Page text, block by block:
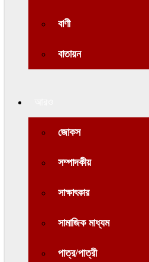
বাণী
বাতায়ন
জোকস
সম্পাদকীয়
সাক্ষাৎকার
সামাজিক মাধ্যম
পাত্র/পাত্রী